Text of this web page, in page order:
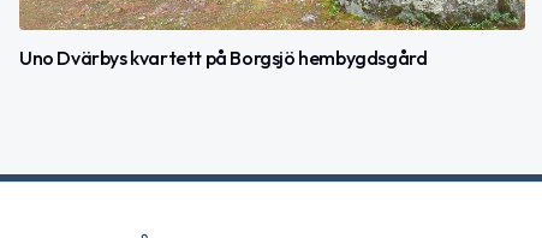
Uno Dvärbys kvartett på Borgsjö hembygdsgård